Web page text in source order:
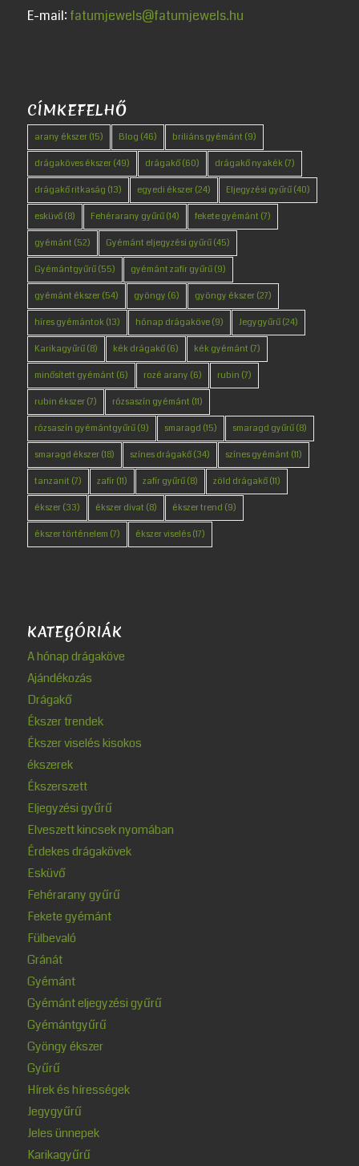
E-mail: fatumjewels@fatumjewels.hu
CÍMKEFELHŐ
arany ékszer(15) Blog (46) briliáns gyémánt (9)
drágaköves ékszer(49) drágakő(60) drágakő nyakék(7)
drágakő ritkaság (13) egyedi ékszer(24) Eljegyzési gyűrű(40)
esküvő(8) Fehérarany gyűrű(14) fekete gyémánt (7)
gyémánt (52) Gyémánt eljegyzési gyűrű(45)
Gyémántgyűrű(55) gyémánt zafír gyűrű(9)
gyémánt ékszer(54) gyöngy (6) gyöngy ékszer(27)
híres gyémántok(13) hónap drágaköve(9) Jegygyűrű(24)
Karikagyűrű(8) kék drágakő(6) kék gyémánt (7)
minősített gyémánt (6) rozé arany (6) rubin (7)
rubin ékszer(7) rózsaszín gyémánt (11)
rózsaszín gyémántgyűrű(9) smaragd (15) smaragd gyűrű(8)
smaragd ékszer(18) színes drágakő(34) színes gyémánt (11)
tanzanit (7) zafír(11) zafír gyűrű(8) zöld drágakő(11)
ékszer(33) ékszer divat (8) ékszer trend (9)
ékszer történelem (7) ékszer viselés(17)
KATEGÓRIÁK
A hónap drágaköve
Ajándékozás
Drágakő
Ékszer trendek
Ékszer viselés kisokos
ékszerek
Ékszerszett
Eljegyzési gyűrű
Elveszett kincsek nyomában
Érdekes drágakövek
Esküvő
Fehérarany gyűrű
Fekete gyémánt
Fülbevaló
Gránát
Gyémánt
Gyémánt eljegyzési gyűrű
Gyémántgyűrű
Gyöngy ékszer
Gyűrű
Hírek és hírességek
Jegygyűrű
Jeles ünnepek
Karikagyűrű